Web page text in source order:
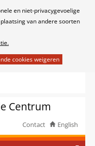
en niet-privacygevoelige
van andere soorten
Centrum
Contact English